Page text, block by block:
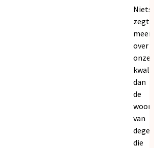
Niets
zegt
meer
over
onze
dan
de
van
die